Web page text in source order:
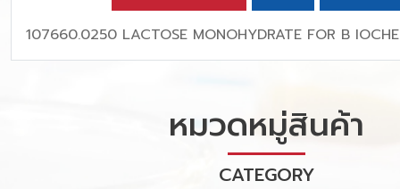
107660.0250 LACTOSE MONOHYDRATE FOR B
หมวดหมู่สินค้า
CATEGORY